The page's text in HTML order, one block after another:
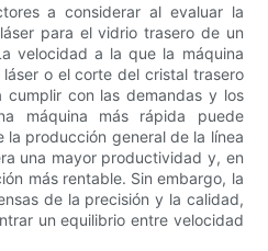
a considerar al evaluar la
para el vidrio trasero de un
velocidad a la que la máquina
o el corte del cristal trasero
con las demandas y los
máquina más rápida puede
la producción general de la línea
una mayor productividad y, en
más rentable. Sin embargo, la
de la precisión y la calidad,
un equilibrio entre velocidad